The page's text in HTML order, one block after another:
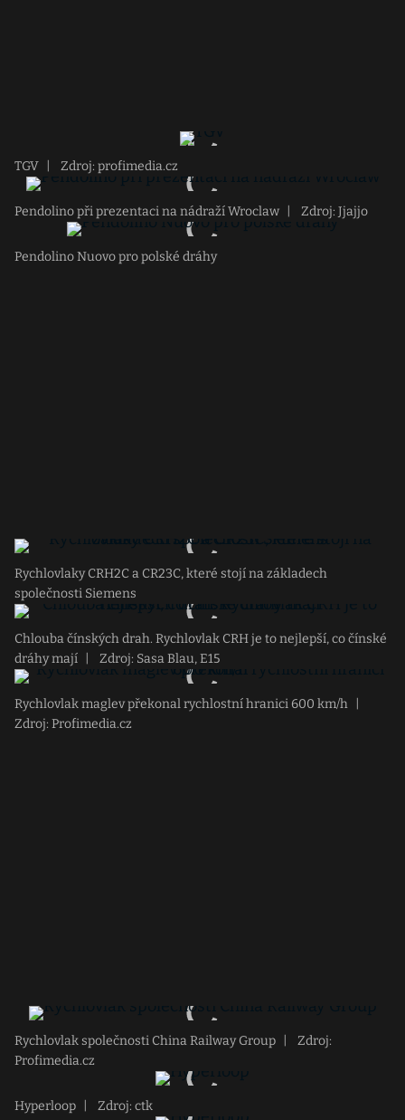
TGV Zdroj: profimedia.cz
Pendolino při prezentaci na nádraží Wroclaw Zdroj: Jjajjo
Pendolino Nuovo pro polské dráhy
Rychlovlaky CRH2C a CR23C, které stojí na základech
společnosti Siemens
Chlouba čínských drah. Rychlovlak CRH je to nejlepší, co čínské
dráhy mají
Zdroj: Sasa Blau, E15
Rychlovlak maglev překonal rychlostní hranici 600 km/h
Zdroj: Profimedia.cz
Rychlovlak společnosti China Railway Group
Zdroj:
Profimedia.cz
Hyperloop Zdroj: ctk